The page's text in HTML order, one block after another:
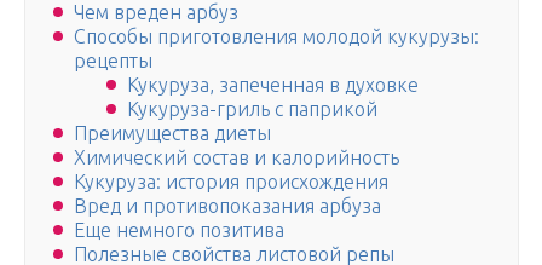
Чем вреден арбуз
Способы приготовления молодой кукурузы:
рецепты
Кукуруза, запеченная в духовке
Кукуруза-гриль с паприкой
Преимущества диеты
Химический состав и калорийность
Кукуруза: история происхождения
Вред и противопоказания арбуза
Еще немного позитива
Полезные свойства листовой репы